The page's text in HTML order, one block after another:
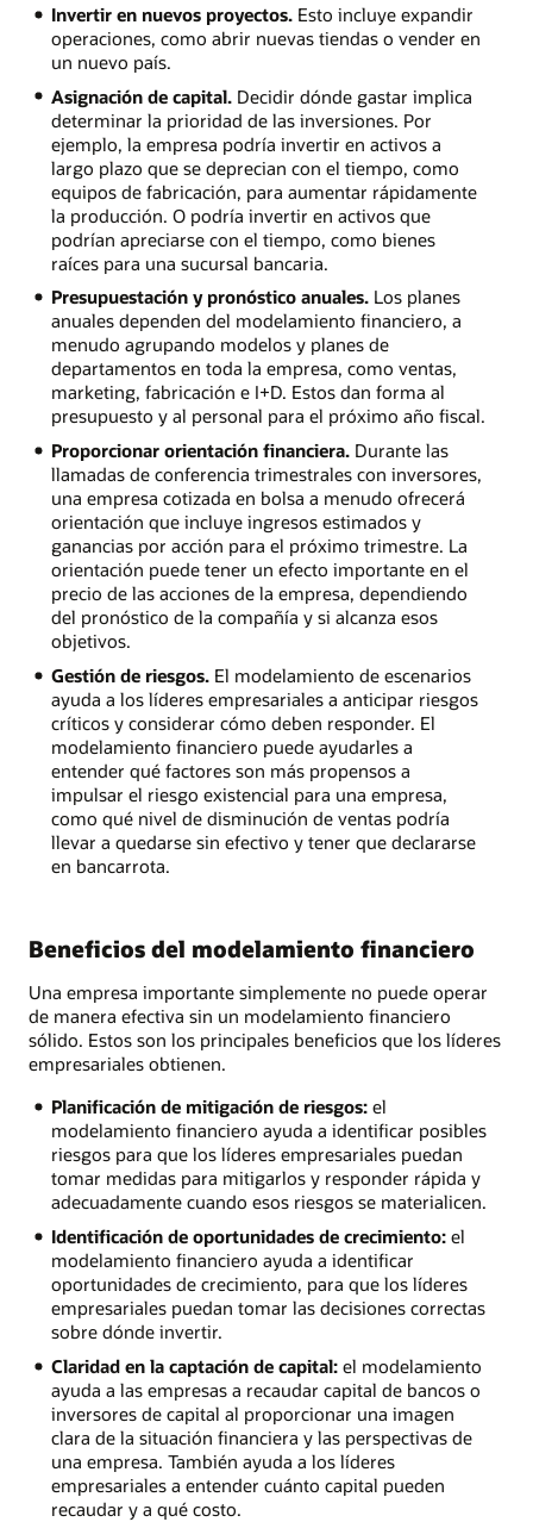
Invertir en nuevos proyectos.Esto incluye expandir
operaciones, como abrir nuevas tiendas o vender en
un nuevo país.
Asignación de capital.Decidir dónde gastar implica
determinar la prioridad de las inversiones. Por
ejemplo, la empresa podría invertir en activos a
largo plazo que se deprecian con el tiempo, como
equipos de fabricación, para aumentar rápidamente
la producción. O podría invertir en activos que
podrían apreciarse con el tiempo, como bienes
raíces para una sucursal bancaria.
Presupuestación y pronóstico anuales.Los planes
anuales dependen del modelamiento financiero, a
menudo agrupando modelos y planes de
departamentos en toda la empresa, como ventas,
marketing, fabricación e I+D. Estos dan forma al
presupuesto y al personal para el próximo año fiscal.
Proporcionar orientación financiera.Durante las
llamadas de conferencia trimestrales con inversores,
una empresa cotizada en bolsa a menudo ofrecerá
orientación que incluye ingresos estimados y
ganancias por acción para el próximo trimestre. La
orientación puede tener un efecto importante en el
precio de las acciones de la empresa, dependiendo
del pronóstico de la compañía y si alcanza esos
objetivos.
Gestión de riesgos.El modelamiento de escenarios
ayuda a los líderes empresariales a anticipar riesgos
críticos y considerar cómo deben responder. El
modelamiento financiero puede ayudarles a
entender qué factores son más propensos a
impulsar el riesgo existencial para una empresa,
como qué nivel de disminución de ventas podría
llevar a quedarse sin efectivo y tener que declararse
en bancarrota.
Beneficios del modelamiento financiero
Una empresa importante simplemente no puede operar
de manera efectiva sin un modelamiento financiero
sólido. Estos son los principales beneficios que los líderes
empresariales obtienen.
Planificación de mitigación de riesgos: el
modelamiento financiero ayuda a identificar posibles
riesgos para que los líderes empresariales puedan
tomar medidas para mitigarlos y responder rápida y
adecuadamente cuando esos riesgos se materialicen.
Identificación de oportunidades de crecimiento:el
modelamiento financiero ayuda a identificar
oportunidades de crecimiento, para que los líderes
empresariales puedan tomar las decisiones correctas
sobre dónde invertir.
Claridad en la captación de capital:el modelamiento
ayuda a las empresas a recaudar capital de bancos o
inversores de capital al proporcionar una imagen
clara de la situación financiera y las perspectivas de
una empresa. También ayuda a los líderes
empresariales a entender cuánto capital pueden
recaudar y a qué costo.